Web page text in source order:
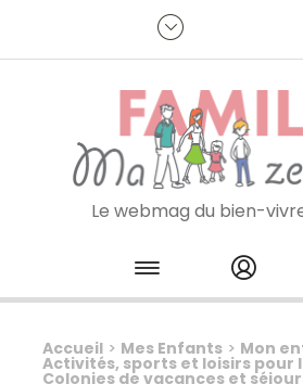
Je m'inscris à la
Le webmag du bien-
Skip to content
Accueil > Mes Enfants > Mon
Activités, sports et loisirs pour
Colonies de vacances et
Panneau de gestion des cookies